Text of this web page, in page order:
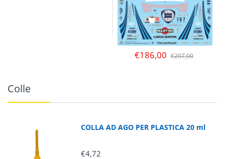
€186,00 €207,00
Colle
COLLA AD AGO PER PLASTICA 20 ml
€4,72